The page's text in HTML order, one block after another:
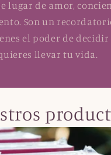
lugar de amor,
Son un
el poder de decidir
llevar tu vida.